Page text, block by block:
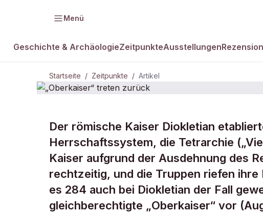
Menü
Geschichte & ArchäologieZeitpunkteAusstellungen
Startseite / Zeitpunkte / Artikel
ZEITPUNKTE · 1. MAI
„Oberkaiser“
zurück
Der römische Kaiser Diokletian
Herrschaftssystem, die Tetrarchie
Kaiser aufgrund der Ausdehnung des
rechtzeitig, und die Truppen riefen ihre
es 284 auch bei Diokletian der Fall
gleichberechtigte „Oberkaiser“ vor